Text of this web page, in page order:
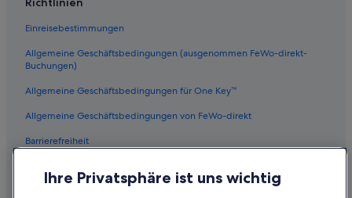
Business in Wien
Lgbtqia-Freundliche in Wien
B&B in Wien
Haustierfreundliche in Innere Stadt
Lindner Hotels in Wien
Pensionen in U-Bahn-Station Volkstheater
Einreisebestimmungen
Allgemeine Geschäftsbedingungen (ausgenommen FeWo-direkt-
Buchungen)
Allgemeine Geschäftsbedingungen für One Key™
Allgemeine Geschäftsbedingungen von FeWo-direkt
Barrierefreiheit
Ihre Privatsphäre ist uns wichtig